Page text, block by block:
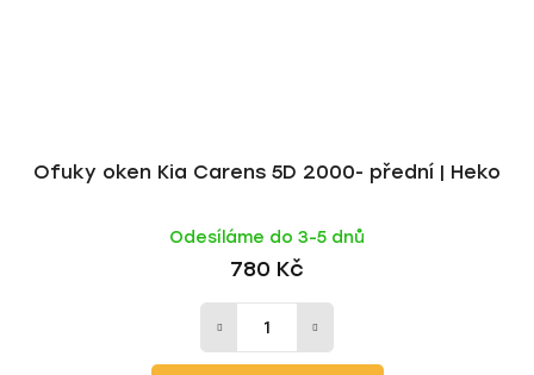
Ofuky oken Kia Carens 5D 2000- přední | Heko
Odesíláme do 3-5 dnů
780 Kč